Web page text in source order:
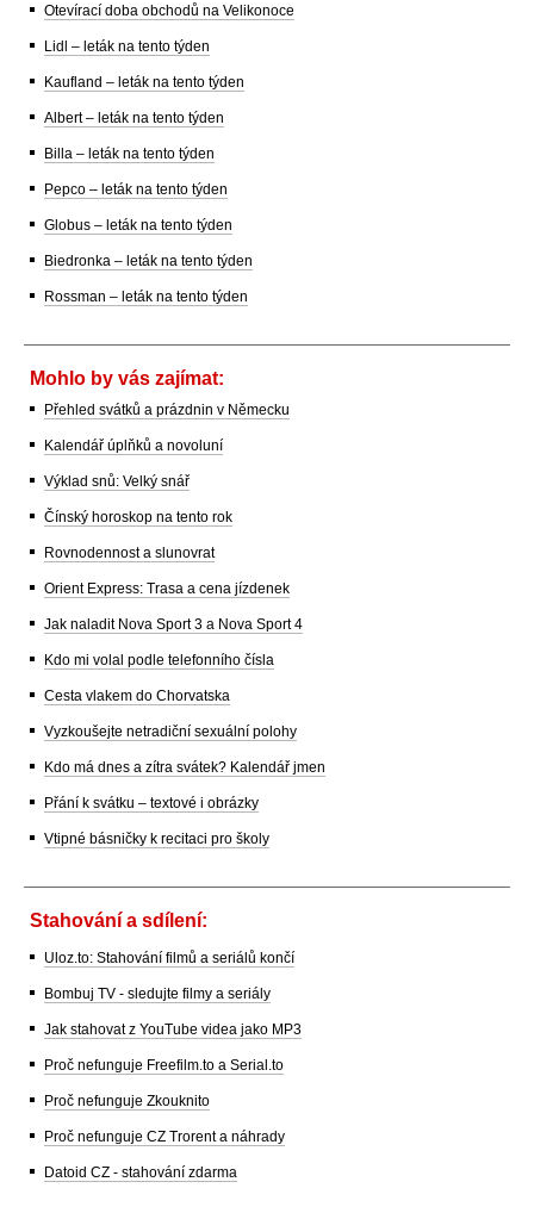
Otevírací doba obchodů na Velikonoce
Lidl – leták na tento týden
Kaufland – leták na tento týden
Albert – leták na tento týden
Billa – leták na tento týden
Pepco – leták na tento týden
Globus – leták na tento týden
Biedronka – leták na tento týden
Rossman – leták na tento týden
Mohlo by vás zajímat:
Přehled svátků a prázdnin v Německu
Kalendář úplňků a novoluní
Výklad snů: Velký snář
Čínský horoskop na tento rok
Rovnodennost a slunovrat
Orient Express: Trasa a cena jízdenek
Jak naladit Nova Sport 3 a Nova Sport 4
Kdo mi volal podle telefonního čísla
Cesta vlakem do Chorvatska
Vyzkoušejte netradiční sexuální polohy
Kdo má dnes a zítra svátek? Kalendář jmen
Přání k svátku – textové i obrázky
Vtipné básničky k recitaci pro školy
Stahování a sdílení:
Uloz.to: Stahování filmů a seriálů končí
Bombuj TV - sledujte filmy a seriály
Jak stahovat z YouTube videa jako MP3
Proč nefunguje Freefilm.to a Serial.to
Proč nefunguje Zkouknito
Proč nefunguje CZ Trorent a náhrady
Datoid CZ - stahování zdarma